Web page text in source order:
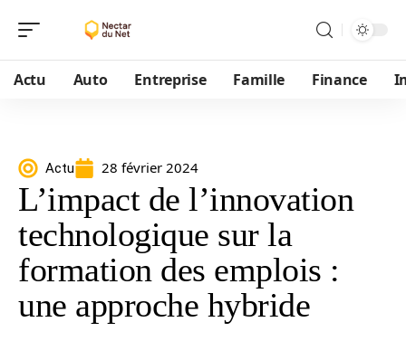
Actu Auto Entreprise Famille Finance
Actu 28 février 2024
L’impact de l’innovation
technologique sur la
formation des emplois :
une approche hybride